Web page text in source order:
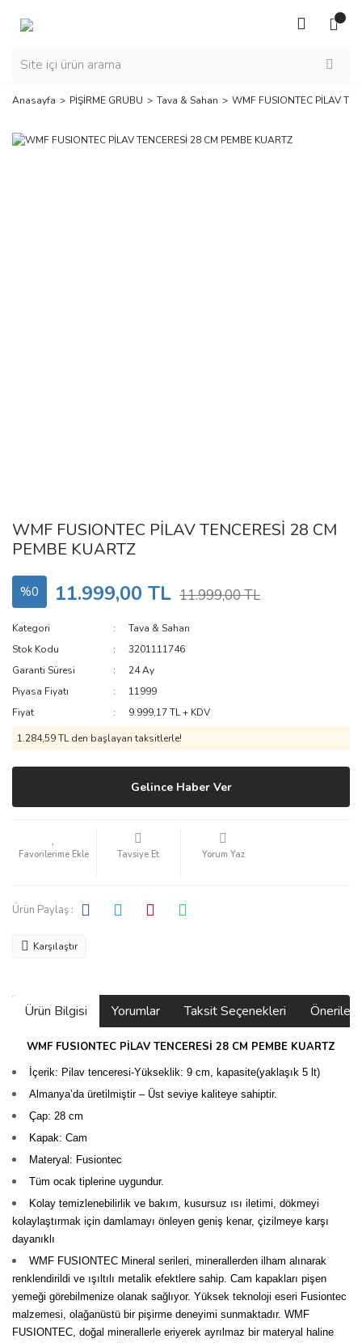
Anasayfa PİŞİRME GRUBU Tava & Sahan WMF FUSIONTEC PİLAV
WMF FUSIONTEC PİLAV TENCERESİ 28 CM
PEMBE KUARTZ
%0 11.999,00 TL 11.999,00 TL
Kategori
Tava & Sahan
Stok Kodu
3201111746
Garanti Süresi
24 Ay
Piyasa Fiyatı
11999
Fiyat
9.999,17 TL + KDV
1.284,59 TL den başlayan taksitlerle!
Gelince Haber Ver
Tavsiye Et Yorum Yaz
Ürün Paylaş :
Karşılaştır
Ürün Bilgisi Yorumlar Taksit Seçenekleri
WMF FUSIONTEC PİLAV TENCERESİ 28 CM PEMBE KUARTZ
İçerik: Pilav tenceresi-Yükseklik: 9 cm, kapasite(yaklaşık 5 lt)
Almanya’da üretilmiştir – Üst seviye kaliteye sahiptir.
Çap: 28 cm
Kapak: Cam
Materyal: Fusiontec
Tüm ocak tiplerine uygundur.
Kolay temizlenebilirlik ve bakım, kusursuz ısı iletimi, dökmeyi
kolaylaştırmak için damlamayı önleyen geniş kenar, çizilmeye karşı
dayanıklı
WMF FUSIONTEC Mineral serileri, minerallerden ilham alınarak
renklendirildi ve ışıltılı metalik efektlere sahip. Cam kapakları pişen
yemeği görebilmenize olanak sağlıyor. Yüksek teknoloji eseri Fusiontec
malzemesi, olağanüstü bir pişirme deneyimi sunmaktadır. WMF
FUSIONTEC, doğal minerallerle eriyerek ayrılmaz bir materyal haline